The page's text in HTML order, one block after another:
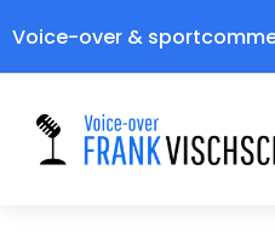
Voice-over &